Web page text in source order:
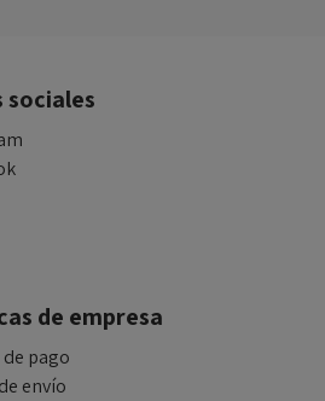
sociales
de empresa
pago
envío